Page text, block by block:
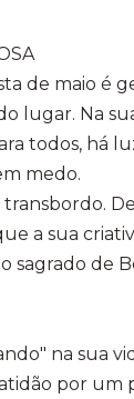
de maio é
lugar. Na
todos, há
medo.
a sua
sagrado de
na sua
por